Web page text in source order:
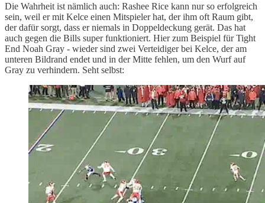
Die Wahrheit ist nämlich auch: Rashee Rice kann nur so erfolgreich
sein, weil er mit Kelce einen Mitspieler hat, der ihm oft Raum gibt,
der dafür sorgt, dass er niemals in Doppeldeckung gerät. Das hat
auch gegen die Bills super funktioniert. Hier zum Beispiel für Tight
End Noah Gray - wieder sind zwei Verteidiger bei Kelce, der am
unteren Bildrand endet und in der Mitte fehlen, um den Wurf auf
Gray zu verhindern. Seht selbst: